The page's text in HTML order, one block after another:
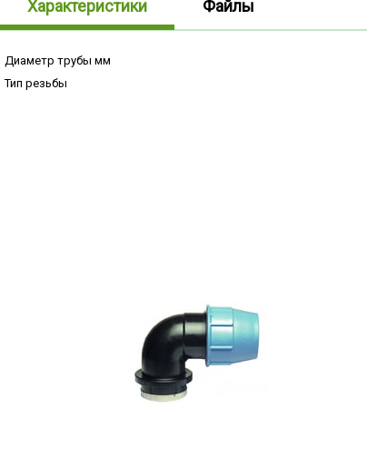
Характеристики Файлы
Диаметр трубы мм
Тип резьбы